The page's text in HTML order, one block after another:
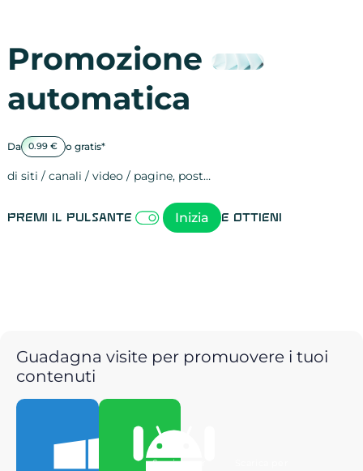
Promozione
automatica
Da 0.99 € o gratis*
di siti / canali / video / pagine, post…
Premi il pulsante Inizia e ottieni
Guadagna visite per promuovere i tuoi
contenuti
Scarica per